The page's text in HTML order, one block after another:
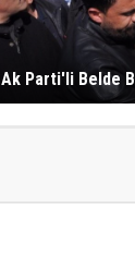
Ak Parti'li Belde